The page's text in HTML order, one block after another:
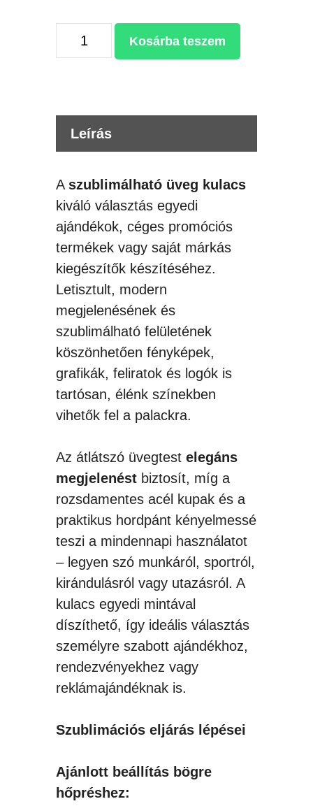
SZUBLIMÁLHATÓ
ÜVEG
mennyiség
Kosárba teszem
Leírás
A szublimálható üveg kulacs
kiváló választás egyedi
ajándékok, céges promóciós
termékek vagy saját márkás
kiegészítők készítéséhez.
Letisztult, modern
megjelenésének és
szublimálható felületének
köszönhetően fényképek,
grafikák, feliratok és logók is
tartósan, élénk színekben
vihetők fel a palackra.
Az átlátszó üvegtest elegáns
megjelenést biztosít, míg a
rozsdamentes acél kupak és a
praktikus hordpánt kényelmessé
teszi a mindennapi használatot
– legyen szó munkáról, sportról,
kirándulásról vagy utazásról. A
kulacs egyedi mintával
díszíthető, így ideális választás
személyre szabott ajándékhoz,
rendezvényekhez vagy
reklámajándéknak is.
Szublimációs eljárás lépései
Ajánlott beállítás bögre
hőpréshez: